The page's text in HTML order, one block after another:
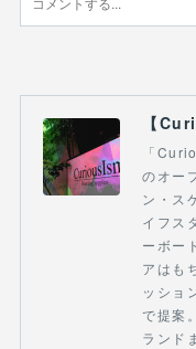
「
のオー
ン・ス
イフス
ーボー
アはも
ッショ
で提案
ランド